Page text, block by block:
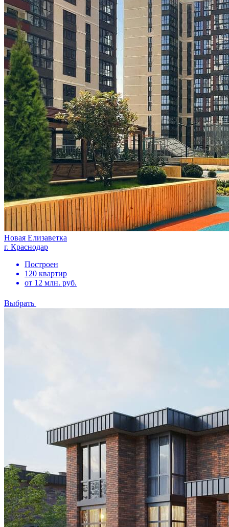
Новая Елизаветка
г. Краснодар
Построен
120 квартир
от 12 млн. руб.
Выбрать